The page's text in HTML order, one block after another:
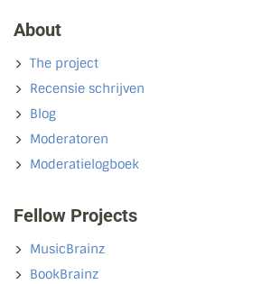
About
The project
Recensie schrijven
Blog
Moderatoren
Moderatielogboek
Fellow Projects
MusicBrainz
BookBrainz